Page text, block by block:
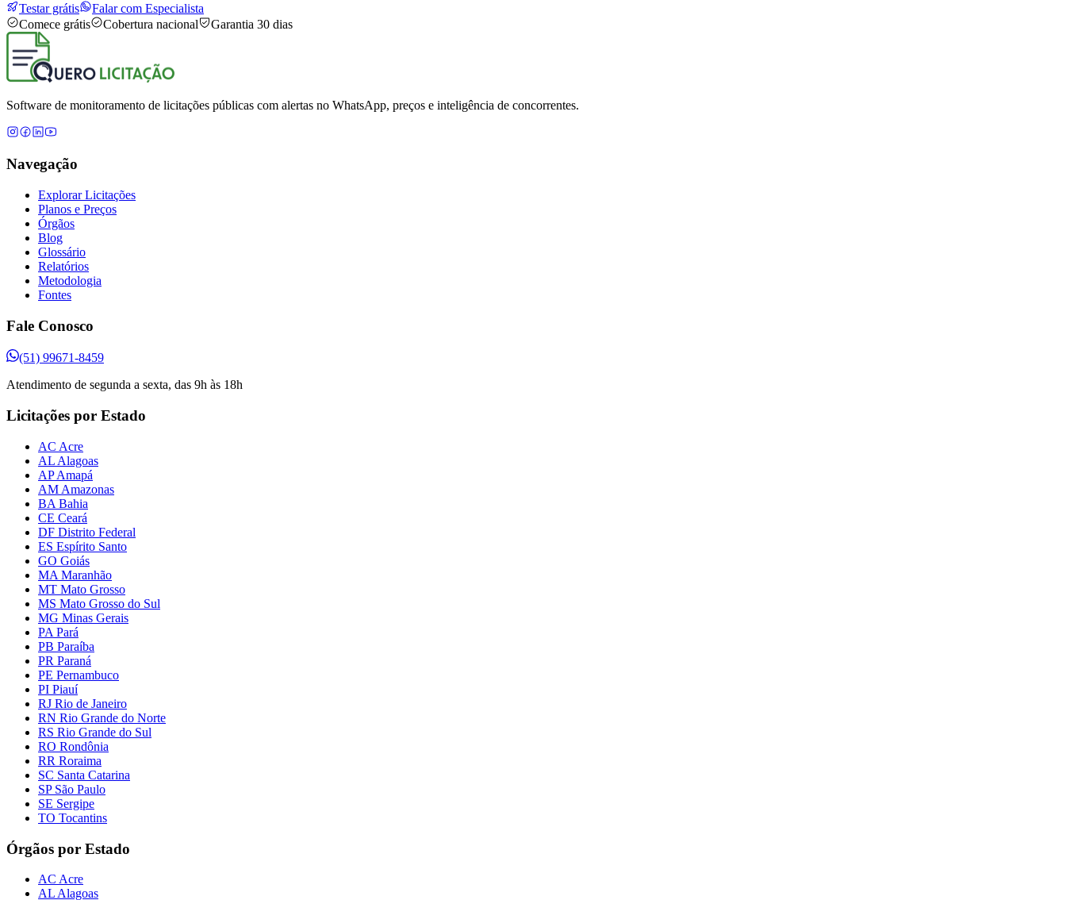
Testar grátis
Falar com Especialista
Comece grátis
Cobertura nacional Garantia 30 dias
Software de monitoramento de licitações públicas com alertas no WhatsApp, preços e inteligência de concorrentes.
Navegação
Explorar Licitações
Planos e Preços
Órgãos
Blog
Glossário
Relatórios
Metodologia
Fontes
Fale Conosco
(51) 99671-8459
Atendimento de segunda a sexta, das 9h às 18h
Licitações por Estado
AC Acre
AL Alagoas
AP Amapá
AM Amazonas
BA Bahia
CE Ceará
DF Distrito Federal
ES Espírito Santo
GO Goiás
MA Maranhão
MT Mato Grosso
MS Mato Grosso do Sul
MG Minas Gerais
PA Pará
PB Paraíba
PR Paraná
PE Pernambuco
PI Piauí
RJ Rio de Janeiro
RN Rio Grande do Norte
RS Rio Grande do Sul
RO Rondônia
RR Roraima
SC Santa Catarina
SP São Paulo
SE Sergipe
TO Tocantins
Órgãos por Estado
AC Acre
AL Alagoas